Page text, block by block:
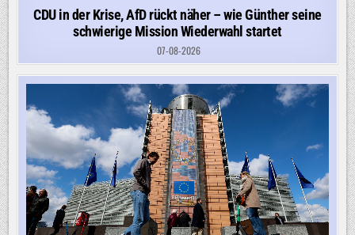
CDU in der Krise, AfD rückt näher – wie Günther seine
schwierige Mission Wiederwahl startet
07-08-2026